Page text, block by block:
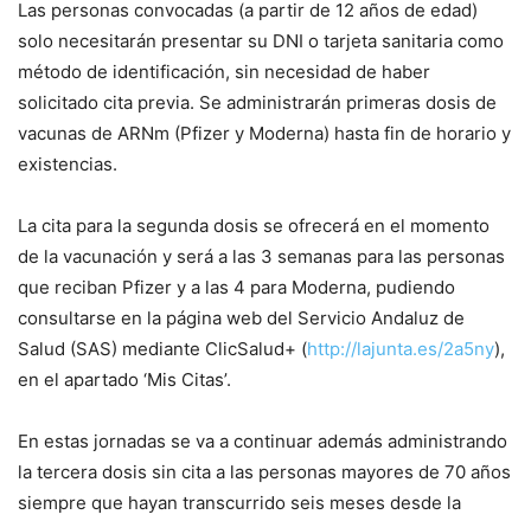
Las personas convocadas (a partir de 12 años de edad)
solo necesitarán presentar su DNI o tarjeta sanitaria como
método de identificación, sin necesidad de haber
solicitado cita previa. Se administrarán primeras dosis de
vacunas de ARNm (Pfizer y Moderna) hasta fin de horario y
existencias.
La cita para la segunda dosis se ofrecerá en el momento
de la vacunación y será a las 3 semanas para las personas
que reciban Pfizer y a las 4 para Moderna, pudiendo
consultarse en la página web del Servicio Andaluz de
Salud (SAS) mediante ClicSalud+ (http://lajunta.es/2a5ny),
en el apartado ‘Mis Citas’.
En estas jornadas se va a continuar además administrando
la tercera dosis sin cita a las personas mayores de 70 años
siempre que hayan transcurrido seis meses desde la